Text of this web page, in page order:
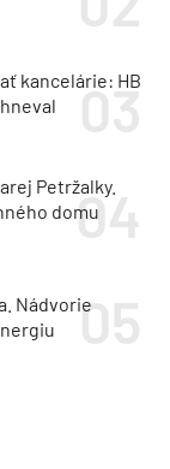
kancelárie: HB
Petržalky.
domu
Nádvorie